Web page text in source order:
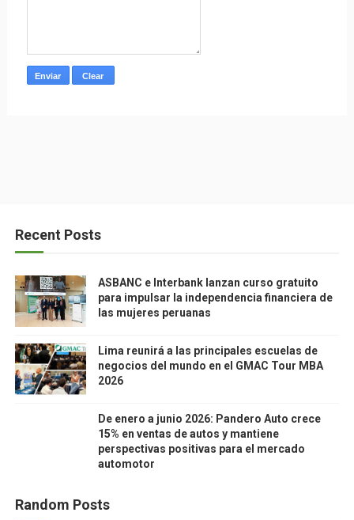
Recent Posts
ASBANC e Interbank lanzan curso gratuito
para impulsar la independencia financiera de
las mujeres peruanas
Lima reunirá a las principales escuelas de
negocios del mundo en el GMAC Tour MBA
2026
De enero a junio 2026: Pandero Auto crece
15% en ventas de autos y mantiene
perspectivas positivas para el mercado
automotor
Random Posts